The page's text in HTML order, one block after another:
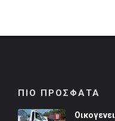
ΠΙΟ ΠΡΟΣΦΑΤΑ